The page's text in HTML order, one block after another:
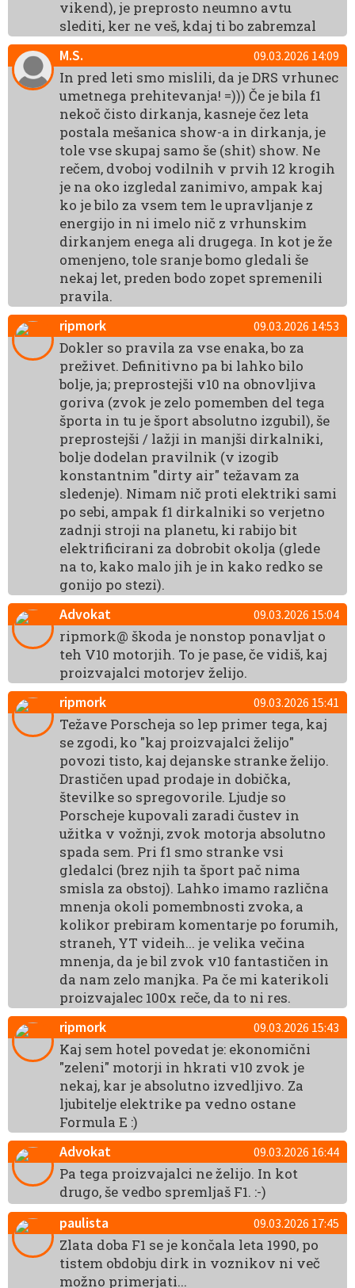
vikend), je preprosto neumno avtu
slediti, ker ne veš, kdaj ti bo zabremzal
M.S.
09.03.2026 14:09
In pred leti smo mislili, da je DRS vrhunec
umetnega prehitevanja! =))) Če je bila f1
nekoč čisto dirkanja, kasneje čez leta
postala mešanica show-a in dirkanja, je
tole vse skupaj samo še (shit) show. Ne
rečem, dvoboj vodilnih v prvih 12 krogih
je na oko izgledal zanimivo, ampak kaj
ko je bilo za vsem tem le upravljanje z
energijo in ni imelo nič z vrhunskim
dirkanjem enega ali drugega. In kot je že
omenjeno, tole sranje bomo gledali še
nekaj let, preden bodo zopet spremenili
pravila.
ripmork
09.03.2026 14:53
Dokler so pravila za vse enaka, bo za
preživet. Definitivno pa bi lahko bilo
bolje, ja; preprostejši v10 na obnovljiva
goriva (zvok je zelo pomemben del tega
športa in tu je šport absolutno izgubil), še
preprostejši / lažji in manjši dirkalniki,
bolje dodelan pravilnik (v izogib
konstantnim "dirty air" težavam za
sledenje). Nimam nič proti elektriki sami
po sebi, ampak f1 dirkalniki so verjetno
zadnji stroji na planetu, ki rabijo bit
elektrificirani za dobrobit okolja (glede
na to, kako malo jih je in kako redko se
gonijo po stezi).
Advokat
09.03.2026 15:04
ripmork@ škoda je nonstop ponavljat o
teh V10 motorjih. To je pase, če vidiš, kaj
proizvajalci motorjev želijo.
ripmork
09.03.2026 15:41
Težave Porscheja so lep primer tega, kaj
se zgodi, ko "kaj proizvajalci želijo"
povozi tisto, kaj dejanske stranke želijo.
Drastičen upad prodaje in dobička,
številke so spregovorile. Ljudje so
Porscheje kupovali zaradi čustev in
užitka v vožnji, zvok motorja absolutno
spada sem. Pri f1 smo stranke vsi
gledalci (brez njih ta šport pač nima
smisla za obstoj). Lahko imamo različna
mnenja okoli pomembnosti zvoka, a
kolikor prebiram komentarje po forumih,
straneh, YT videih... je velika večina
mnenja, da je bil zvok v10 fantastičen in
da nam zelo manjka. Pa če mi katerikoli
proizvajalec 100x reče, da to ni res.
ripmork
09.03.2026 15:43
Kaj sem hotel povedat je: ekonomični
"zeleni" motorji in hkrati v10 zvok je
nekaj, kar je absolutno izvedljivo. Za
ljubitelje elektrike pa vedno ostane
Formula E :)
Advokat
09.03.2026 16:44
Pa tega proizvajalci ne želijo. In kot
drugo, še vedbo spremljaš F1. :-)
paulista
09.03.2026 17:45
Zlata doba F1 se je končala leta 1990, po
tistem obdobju dirk in voznikov ni več
možno primerjati...